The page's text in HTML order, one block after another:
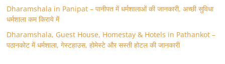
Dharamshala in Panipat – पानीपत में धर्मशालाओं की जानकारी, अच्छी सुविधा
धर्मशाला कम किराये में
Dharamshala, Guest House, Homestay & Hotels in Pathankot –
पठानकोट में धर्मशाला, गेस्टहाउस, होमेस्टे और सस्ती होटल की जानकारी